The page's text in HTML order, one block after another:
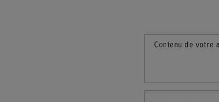
Contenu de votre